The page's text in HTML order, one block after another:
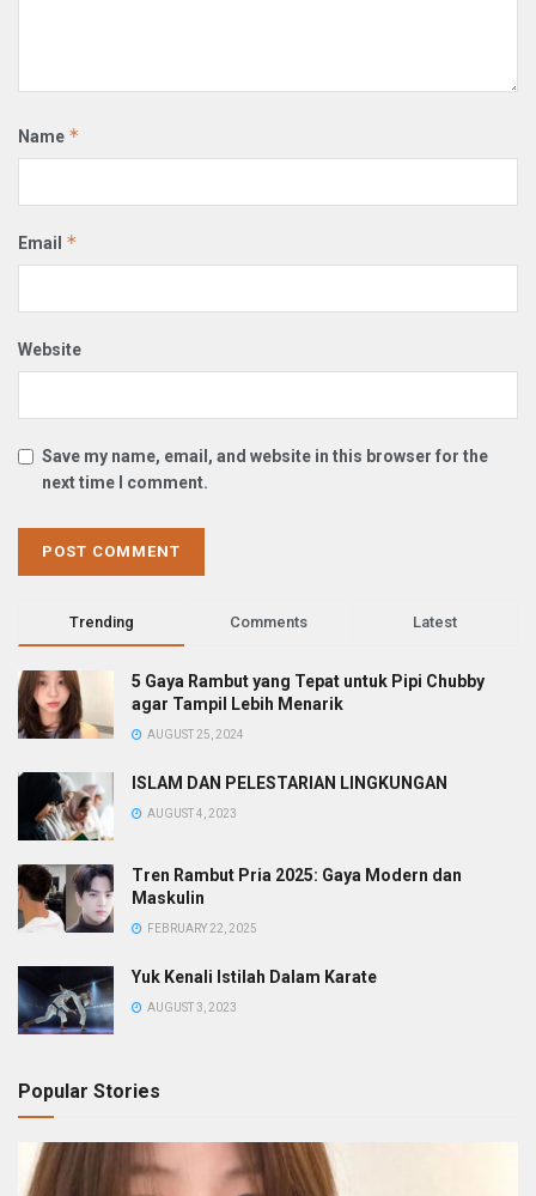
Name *
Email *
Website
Save my name, email, and website in this browser for the
next time I comment.
Trending Comments Latest
5 Gaya Rambut yang Tepat untuk Pipi Chubby
agar Tampil Lebih Menarik
AUGUST 25, 2024
ISLAM DAN PELESTARIAN LINGKUNGAN
AUGUST 4, 2023
Tren Rambut Pria 2025: Gaya Modern dan
Maskulin
FEBRUARY 22, 2025
Yuk Kenali Istilah Dalam Karate
AUGUST 3, 2023
Popular Stories